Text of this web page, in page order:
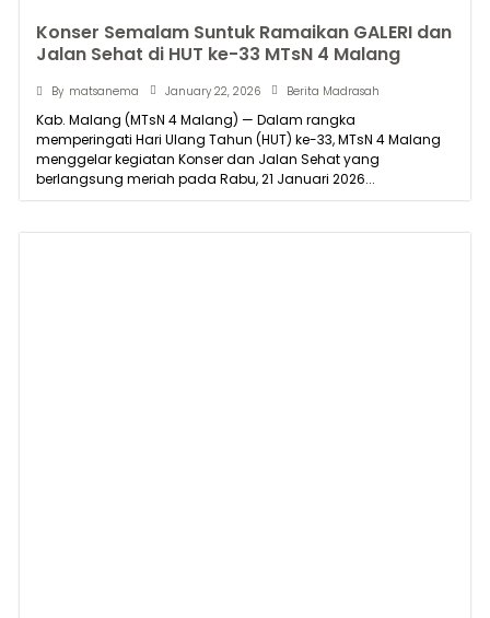
Konser Semalam Suntuk Ramaikan GALERI dan
Jalan Sehat di HUT ke-33 MTsN 4 Malang
By matsanema January 22, 2026 Berita Madrasah
Kab. Malang (MTsN 4 Malang) — Dalam rangka
memperingati Hari Ulang Tahun (HUT) ke-33, MTsN 4 Malang
menggelar kegiatan Konser dan Jalan Sehat yang
berlangsung meriah pada Rabu, 21 Januari 2026...